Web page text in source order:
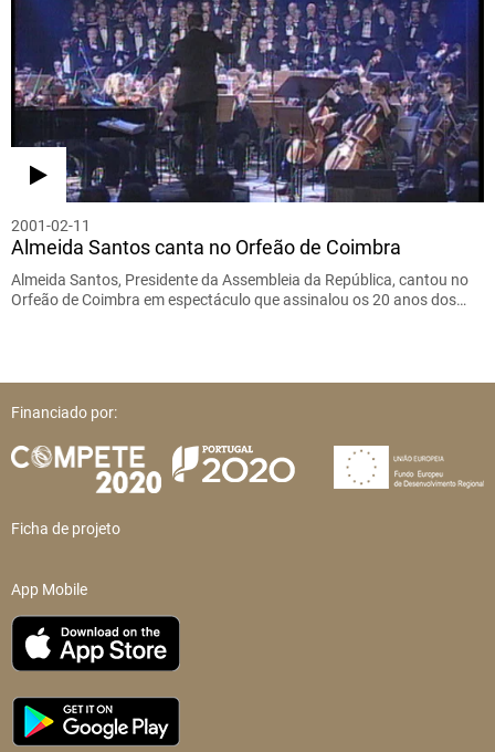
2001-02-11
Almeida Santos canta no Orfeão de Coimbra
Almeida Santos, Presidente da Assembleia da República, cantou no
Orfeão de Coimbra em espectáculo que assinalou os 20 anos dos…
Financiado por:
Ficha de projeto
App Mobile